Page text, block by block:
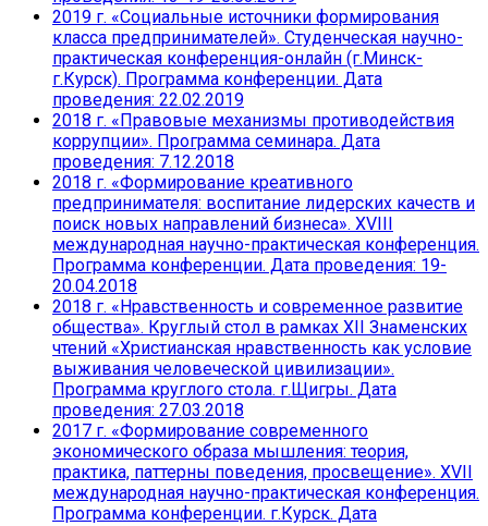
2019 г. «Социальные источники формирования
класса предпринимателей». Студенческая научно-
практическая конференция-онлайн (г.Минск-
г.Курск). Программа конференции. Дата
проведения: 22.02.2019
2018 г. «Правовые механизмы противодействия
коррупции». Программа семинара. Дата
проведения: 7.12.2018
2018 г. «Формирование креативного
предпринимателя: воспитание лидерских качеств и
поиск новых направлений бизнеса». XVIII
международная научно-практическая конференция.
Программа конференции. Дата проведения: 19-
20.04.2018
2018 г. «Нравственность и современное развитие
общества». Круглый стол в рамках XII Знаменских
чтений «Христианская нравственность как условие
выживания человеческой цивилизации».
Программа круглого стола. г.Щигры. Дата
проведения: 27.03.2018
2017 г. «Формирование современного
экономического образа мышления: теория,
практика, паттерны поведения, просвещение». XVII
международная научно-практическая конференция.
Программа конференции. г.Курск. Дата